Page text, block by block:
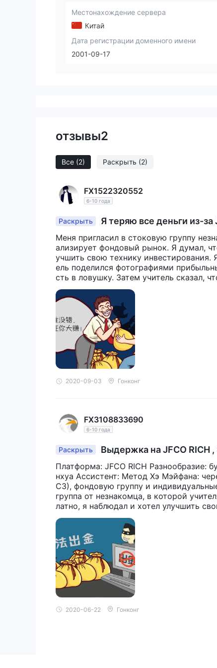
Местонахождение сервера
Китай
Дата регистрации доменного имени
2001-09-17
отзывы2
Все (2) Раскрыть (2)
FX1522320552
6-10 года
Раскрыть
Я теряю все деньги из-
дал отрицательные
Меня пригласил в стоковую группу
ализирует фондовый рынок. Я думал,
учшить свою технику инвестирования.
ель поделился фотографиями
сть в ловушку. Затем учитель сказал,
платформу, JFCO RICH и сказал, что
CH . Сначала я не поверил, но потом
уппе, кто-то заработал десятки тысяч
едили инвестировать и управлять
о на третий день учитель сказал, что
Я вложил 100000. Однако в ту ночь
и подождать и закрыть наши позиции.
лько 10 000. Я потерял 90 000 за два
тавит меня заработать все потери,
2020-09-03 Гонконг
FX3108833690
6-10 года
Раскрыть Выдержка на JFCO RICH
Платформа: JFCO RICH Разнообразие:
нхуа Ассистент: Метод Хэ Мэйфана:
СЗ), фондовую группу и
группа от незнакомца, в которой
латно, я наблюдал и хотел улучшить
астников, чтобы обмануть другие
твом учителя я заработал немного
ывали деньги, я добавил 100 тысяч
ас закрыть позицию. Я потерял 40
ло за 2 дня. Он обвинил это в промахе
о на следующий день я обнаружил, что
2020-06-22 Гонконг